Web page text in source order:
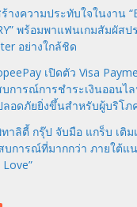
างความประทับใจในงาน
พร้อมพาแฟนเกมสัมผัส
อย่างใกล้ชิด
เปิดตัว Visa
การณ์การชำระเงินออนไ
ลอดภัยยิ่งขึ้นสำหรับผู้บริโภ
าลิตี้ กรุ๊ป จับมือ แกร็บ เติม
บการณ์ที่มากกว่า ภายใต้แ